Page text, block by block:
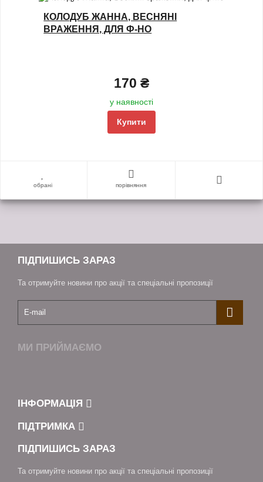
КОЛОДУБ ЖАННА, ВЕСНЯНІ
ВРАЖЕННЯ, ДЛЯ Ф-НО
170 ₴
у наявності
Купити
обрані порівняння
ПІДПИШИСЬ ЗАРАЗ
Та отримуйте новини про акції та спеціальні пропозиції
МИ ПРИЙМАЄМО
ІНФОРМАЦІЯ
ПІДТРИМКА
ПІДПИШИСЬ ЗАРАЗ
Та отримуйте новини про акції та спеціальні пропозиції